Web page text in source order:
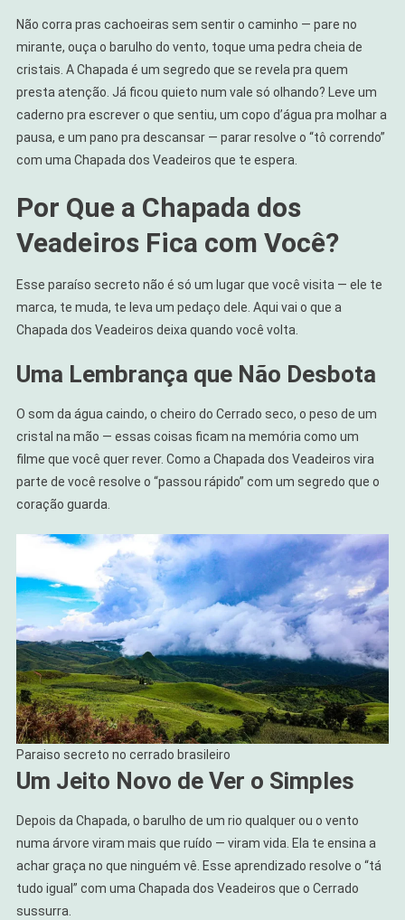
Não corra pras cachoeiras sem sentir o caminho — pare no
mirante, ouça o barulho do vento, toque uma pedra cheia de
cristais. A Chapada é um segredo que se revela pra quem
presta atenção. Já ficou quieto num vale só olhando? Leve um
caderno pra escrever o que sentiu, um copo d’água pra molhar a
pausa, e um pano pra descansar — parar resolve o “tô correndo”
com uma Chapada dos Veadeiros que te espera.
Por Que a Chapada dos
Veadeiros Fica com Você?
Esse paraíso secreto não é só um lugar que você visita — ele te
marca, te muda, te leva um pedaço dele. Aqui vai o que a
Chapada dos Veadeiros deixa quando você volta.
Uma Lembrança que Não Desbota
O som da água caindo, o cheiro do Cerrado seco, o peso de um
cristal na mão — essas coisas ficam na memória como um
filme que você quer rever. Como a Chapada dos Veadeiros vira
parte de você resolve o “passou rápido” com um segredo que o
coração guarda.
Paraiso secreto no cerrado brasileiro
Um Jeito Novo de Ver o Simples
Depois da Chapada, o barulho de um rio qualquer ou o vento
numa árvore viram mais que ruído — viram vida. Ela te ensina a
achar graça no que ninguém vê. Esse aprendizado resolve o “tá
tudo igual” com uma Chapada dos Veadeiros que o Cerrado
sussurra.